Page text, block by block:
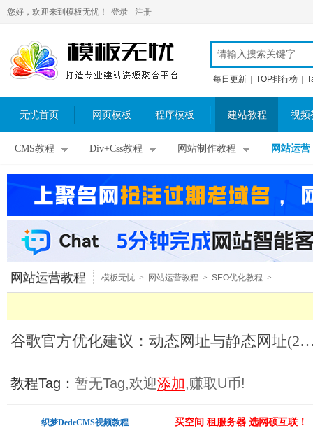
您好，欢迎来到模板无忧！ 登录 注册
每日更新 TOP排行榜
无忧首页 网页模板 程序模板 建站教程 视频
CMS教程 Div+Css教程 网站制作教程 网站运营
网站运营教程 模板无忧 > 网站运营教程 > SEO优化教程 >
谷歌官方优化建议：动态网址与静态
教程Tag： 暂无Tag,欢迎添加,赚取U币!
织梦DedeCMS视频教程 买空间 租服务器 选网硕互联！